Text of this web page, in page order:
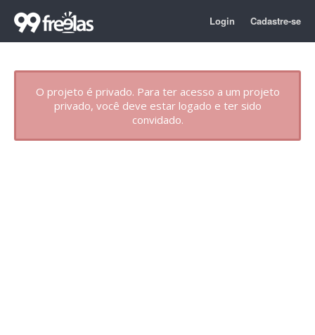
Login Cadastre-se
O projeto é privado. Para ter acesso a um projeto
privado, você deve estar logado e ter sido
convidado.